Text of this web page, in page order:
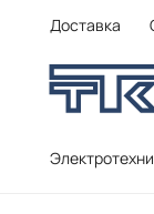
Доставка